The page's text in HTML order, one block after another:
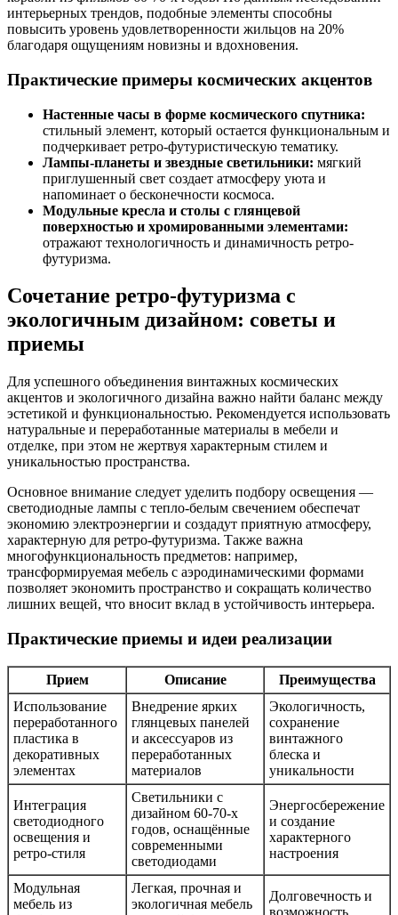
интерьерных трендов, подобные элементы способны
повысить уровень удовлетворенности жильцов на 20%
благодаря ощущениям новизны и вдохновения.
Практические примеры космических акцентов
Настенные часы в форме космического спутника:
стильный элемент, который остается функциональным и
подчеркивает ретро-футуристическую тематику.
Лампы-планеты и звездные светильники: мягкий
приглушенный свет создает атмосферу уюта и
напоминает о бесконечности космоса.
Модульные кресла и столы с глянцевой
поверхностью и хромированными элементами:
отражают технологичность и динамичность ретро-
футуризма.
Сочетание ретро-футуризма с
экологичным дизайном: советы и
приемы
Для успешного объединения винтажных космических
акцентов и экологичного дизайна важно найти баланс между
эстетикой и функциональностью. Рекомендуется использовать
натуральные и переработанные материалы в мебели и
отделке, при этом не жертвуя характерным стилем и
уникальностью пространства.
Основное внимание следует уделить подбору освещения —
светодиодные лампы с тепло-белым свечением обеспечат
экономию электроэнергии и создадут приятную атмосферу,
характерную для ретро-футуризма. Также важна
многофункциональность предметов: например,
трансформируемая мебель с аэродинамическими формами
позволяет экономить пространство и сокращать количество
лишних вещей, что вносит вклад в устойчивость интерьера.
Практические приемы и идеи реализации
Прием Описание
Преимущества
Использование
переработанного
пластика в
декоративных
элементах
Внедрение ярких
глянцевых панелей
и аксессуаров из
переработанных
материалов
Экологичность,
сохранение
винтажного
блеска и
уникальности
Интеграция
светодиодного
освещения и
ретро-стиля
Светильники с
дизайном 60-70-х
годов, оснащённые
современными
светодиодами
Энергосбережение
и создание
характерного
настроения
Модульная
мебель из
Легкая, прочная и
экологичная мебель
Долговечность и
возможность